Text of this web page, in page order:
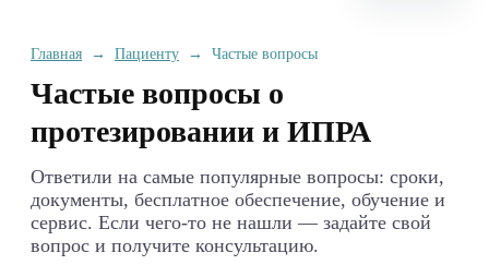
Главная → Пациенту → Частые вопросы
Частые вопросы о
протезировании и ИПРА
Ответили на самые популярные вопросы: сроки,
документы, бесплатное обеспечение, обучение и
сервис. Если чего-то не нашли — задайте свой
вопрос и получите консультацию.